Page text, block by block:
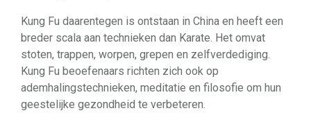
Kung Fu daarentegen is ontstaan in China en heeft een
breder scala aan technieken dan Karate. Het omvat
stoten, trappen, worpen, grepen en zelfverdediging.
Kung Fu beoefenaars richten zich ook op
ademhalingstechnieken, meditatie en filosofie om hun
geestelijke gezondheid te verbeteren.